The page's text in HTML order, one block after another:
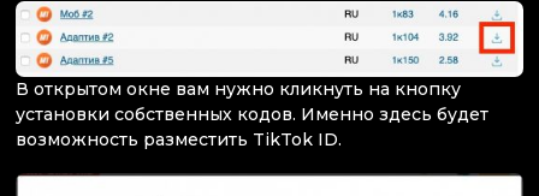
В открытом окне вам нужно кликнуть на кнопку
установки собственных кодов. Именно здесь будет
возможность разместить TikTok ID.